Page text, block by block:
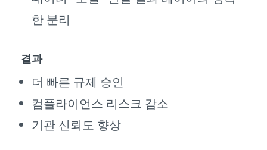
한 분리
결과
더 빠른 규제 승인
컴플라이언스 리스크 감소
기관 신뢰도 향상